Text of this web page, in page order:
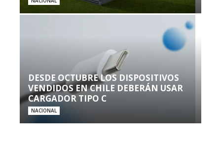
DESDE OCTUBRE LOS DISPOSITIVOS
VENDIDOS EN CHILE DEBERÁN USAR
CARGADOR TIPO C
NACIONAL